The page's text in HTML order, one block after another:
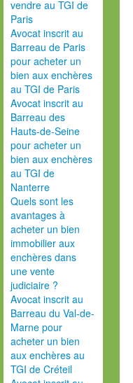
vendre au TGI de
Paris
Avocat inscrit au
Barreau de Paris
pour acheter un
bien aux enchères
au TGI de Paris
Avocat inscrit au
Barreau des
Hauts-de-Seine
pour acheter un
bien aux enchères
au TGI de
Nanterre
Quels sont les
avantages à
acheter un bien
immobilier aux
enchères dans
une vente
judiciaire ?
Avocat inscrit au
Barreau du Val-de-
Marne pour
acheter un bien
aux enchères au
TGI de Créteil